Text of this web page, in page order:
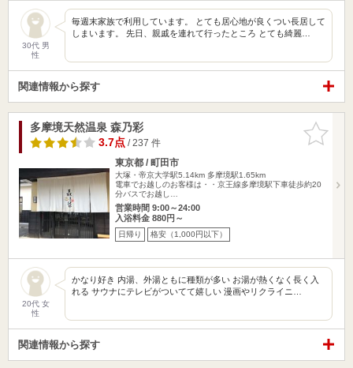
30代 男
性
毎週末家族で利用しています。 とても居心地が良くつい長居して
しまいます。 先日、親戚を連れて行ったところ とても綺麗…
関連情報から探す
お気に入
りに追加
多摩境天然温泉 森乃彩
3.7点/ 237 件
東京都 / 町田市
大塚・帝京大学駅5.14km 多摩境駅1.65km
電車でお越しのお客様は・・京王線多摩境駅下車徒歩約20
分バスでお越し…
営業時間 9:00～24:00
入浴料金 880円～
日帰り 格安（1,000円以下）
20代 女
性
かなり好き 内湯、外湯ともに種類が多い お湯が熱くなく長く入
れる サウナにテレビがついてて嬉しい 漫画やリクライニ…
関連情報から探す